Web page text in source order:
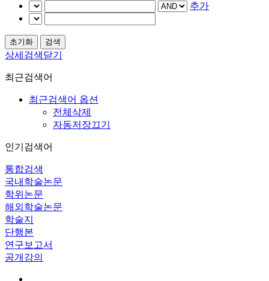
추가
상세검색닫기
최근검색어
최근검색어 옵션
전체삭제
자동저장끄기
인기검색어
통합검색
국내학술논문
학위논문
해외학술논문
학술지
단행본
연구보고서
공개강의